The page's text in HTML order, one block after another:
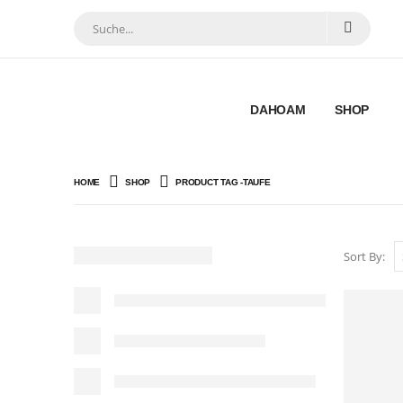
DAHOAM SHOP
HOME SHOP PRODUCT TAG -TAUFE
Sort By: